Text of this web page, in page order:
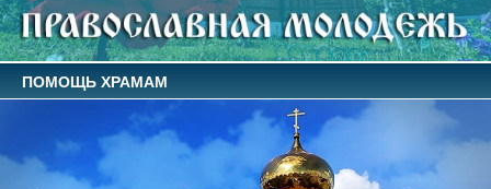
ПОМОЩЬ ХРАМАМ